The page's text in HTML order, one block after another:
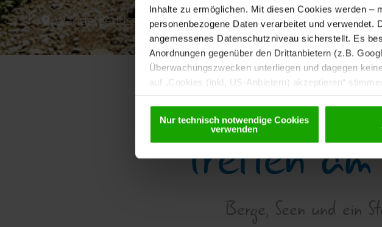
Inhalte zu ermöglichen. Mit diesen Cookies werden –
personenbezogene Daten verarbeitet und
angemessenes Datenschutzniveau sicherstellt. Es
Anordnungen gegenüber den Drittanbietern (z.B.
Überwachungszwecken unterliegen und dagegen
auf „Cookies (inkl. US-Anbietern) akzeptieren“
Nur technisch notwendige Cookies
verwenden
Wandergenuss auf der Gerlitzen Alpe
Finsterbach Wasserfall in Sattendorf
Treffen
Berge, Seen und ein